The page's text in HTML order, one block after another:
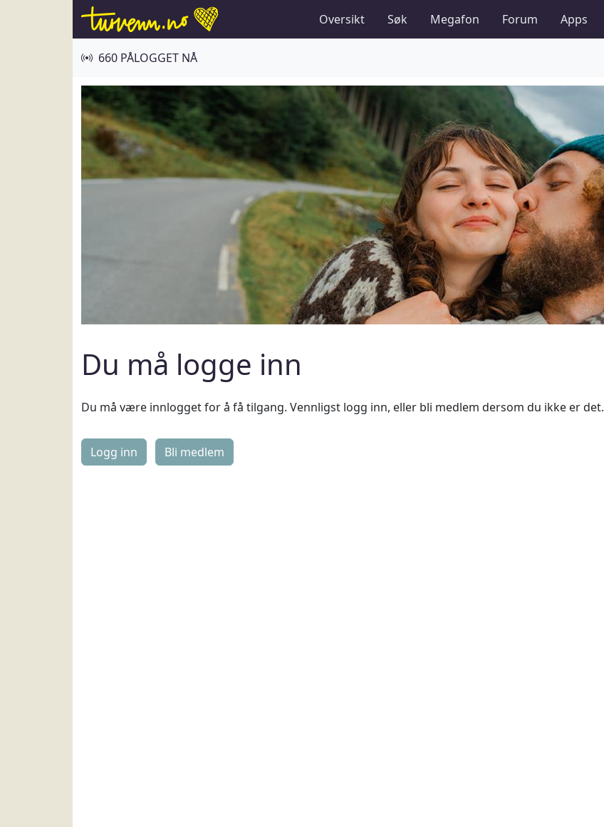
Oversikt Søk Megafon Forum Apps
660 PÅLOGGET NÅ
Du må logge inn
Du må være innlogget for å få tilgang. Vennligst logg inn, eller bli medlem dersom du ikke er det.
Logg inn